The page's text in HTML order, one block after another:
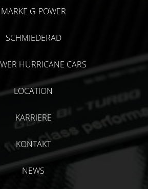
MARKE G-POWER
SCHMIEDERAD
HURRICANE CARS
LOCATION
KARRIERE
KONTAKT
NEWS